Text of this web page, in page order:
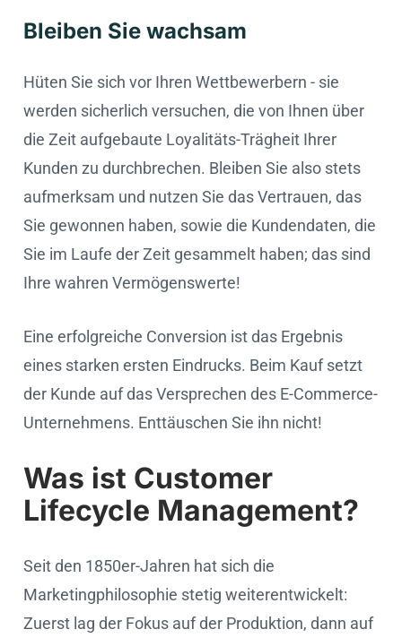
Bleiben Sie wachsam
Hüten Sie sich vor Ihren Wettbewerbern - sie
werden sicherlich versuchen, die von Ihnen über
die Zeit aufgebaute Loyalitäts-Trägheit Ihrer
Kunden zu durchbrechen. Bleiben Sie also stets
aufmerksam und nutzen Sie das Vertrauen, das
Sie gewonnen haben, sowie die Kundendaten, die
Sie im Laufe der Zeit gesammelt haben; das sind
Ihre wahren Vermögenswerte!
Eine erfolgreiche Conversion ist das Ergebnis
eines starken ersten Eindrucks. Beim Kauf setzt
der Kunde auf das Versprechen des E-Commerce-
Unternehmens. Enttäuschen Sie ihn nicht!
Was ist Customer
Lifecycle Management?
Seit den 1850er-Jahren hat sich die
Marketingphilosophie stetig weiterentwickelt:
Zuerst lag der Fokus auf der Produktion, dann auf